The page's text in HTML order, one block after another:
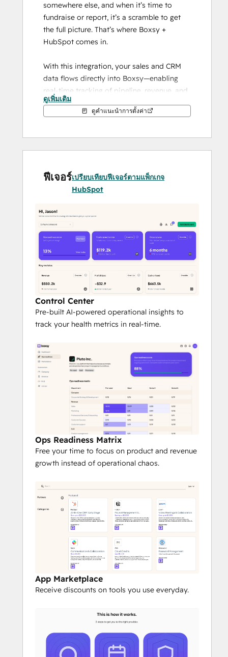
somewhere else, and when it’s time to
fundraise or report, it’s a scramble to get
the full picture. That’s where Boxsy +
HubSpot comes in.
With this integration, your sales and CRM
data flows directly into Boxsy—enabling
real-time tracking of pipeline, revenue, and
GTM progress alongside cash runway,
operational readiness, and fundraising
updates, or buried insights.
🚀 Accelerate fundraising with up-
to-date revenue metrics tied to
and win rates
alongside your
broader company metrics
Simplify reporting
to investors
and advisors by automatically pulling
key sales data into Boxsy’s
dashboards
🧠 Make smarter decisions
unified control center that connects
customer insights to your operational
Whether you're prepping for your next
round or tightening up investor
communications, this integration helps you
move faster and build with confidence.
ดูเพิ่มเติม
ดูคำแนะนำการตั้งค่า
ฟีเจอร์เปรียบเทียบฟีเจอร์ตามแพ็กเกจ
HubSpot
Control Center
Pre-built AI-powered operational insights to
track your health metrics in real-time.
Ops Readiness Matrix
Free your time to focus on product and revenue
growth instead of operational chaos.
App Marketplace
Receive discounts on tools you use everyday.